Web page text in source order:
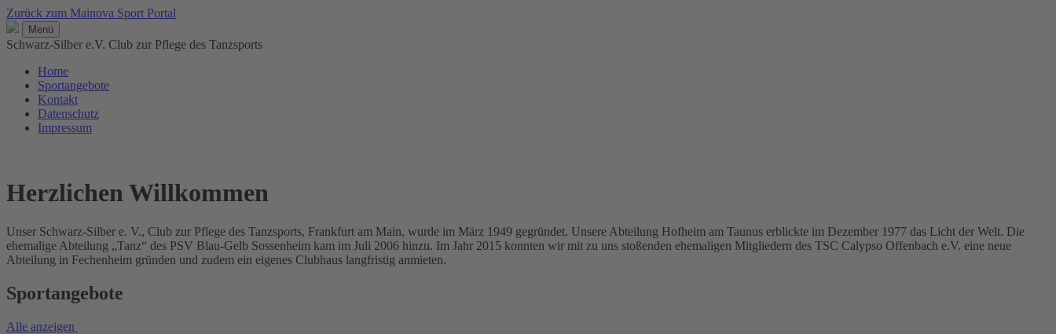
Zurück zum Mainova Sport Portal
Menü
Schwarz-Silber e.V. Club zur Pflege des Tanzsports
Home
Sportangebote
Kontakt
Datenschutz
Impressum
Herzlichen Willkommen
Unser Schwarz-Silber e. V., Club zur Pflege des Tanzsports, Frankfurt am Main, wurde im März 1949 gegründet. Unsere Abteilung Hofheim am Taunus erblickte im Dezember 1977 das Licht der Welt. Die
ehemalige Abteilung „Tanz“ des PSV Blau-Gelb Sossenheim kam im Juli 2006 hinzu. Im Jahr 2015 konnten wir mit zu uns stoßenden ehemaligen Mitgliedern des TSC Calypso Offenbach e.V. eine neue
Abteilung in Fechenheim gründen und zudem ein eigenes Clubhaus langfristig anmieten.
Sportangebote
Alle anzeigen